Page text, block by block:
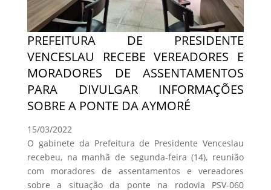
PREFEITURA DE PRESIDENTE
VENCESLAU RECEBE VEREADORES E
MORADORES DE ASSENTAMENTOS
PARA DIVULGAR INFORMAÇÕES
SOBRE A PONTE DA AYMORÉ
15/03/2022
O gabinete da Prefeitura de Presidente Venceslau
recebeu, na manhã de segunda-feira (14), reunião
com moradores de assentamentos e vereadores
sobre a situação da ponte na rodovia PSV-060